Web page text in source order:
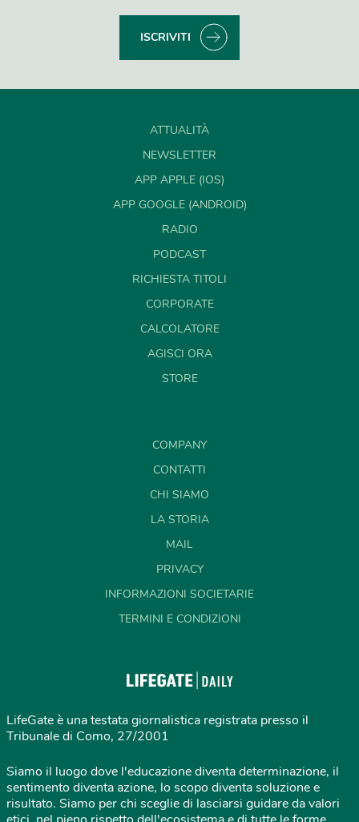
ISCRIVITI
ATTUALITÀ
NEWSLETTER
APP APPLE (IOS)
APP GOOGLE (ANDROID)
RADIO
PODCAST
RICHIESTA TITOLI
CORPORATE
CALCOLATORE
AGISCI ORA
STORE
COMPANY
CONTATTI
CHI SIAMO
LA STORIA
MAIL
PRIVACY
INFORMAZIONI SOCIETARIE
TERMINI E CONDIZIONI
LifeGate è una testata giornalistica registrata presso il
Tribunale di Como, 27/2001
Siamo il luogo dove l'educazione diventa determinazione, il
sentimento diventa azione, lo scopo diventa soluzione e
risultato. Siamo per chi sceglie di lasciarsi guidare da valori